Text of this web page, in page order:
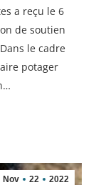
a reçu le 6
de soutien
le cadre
potager
Nov 22 2022